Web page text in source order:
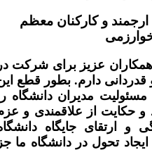
و کارکنان معظم
عزیز برای شرکت در
دارم. بطور قطع این
مدیران دانشگاه را
حکایت از علاقمندی و عزم
ارتقای جایگاه دانشگاه
تحول در دانشگاه ما جز